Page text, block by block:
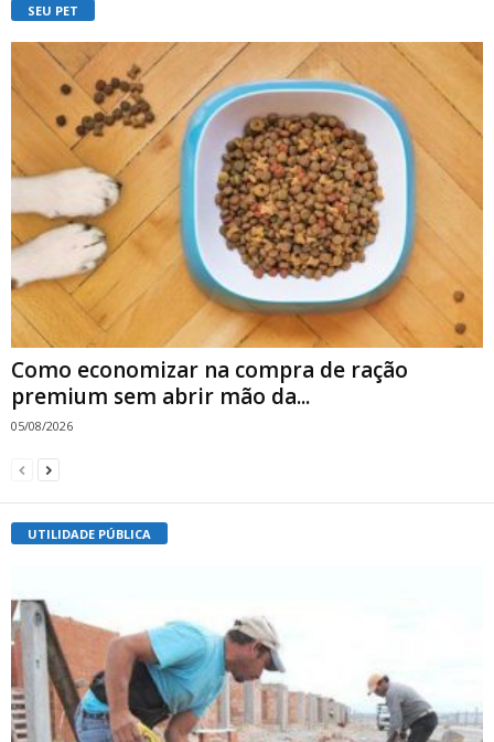
SEU PET
Como economizar na compra de ração
premium sem abrir mão da...
05/08/2026
UTILIDADE PÚBLICA